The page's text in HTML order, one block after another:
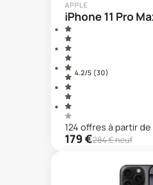
APPLE
iPhone 11 Pro
4.2/5 (30)
124 offresà partir de
179€284€ neuf